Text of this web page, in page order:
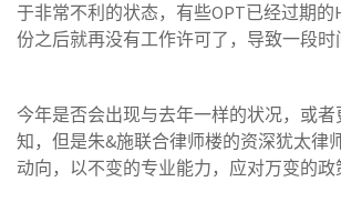
于非常不利的状态，有些OPT已经过期的
份之后就再没有工作许可了，导致一段时
今年是否会出现与去年一样的状况，或
知，但是朱&施联合律师楼的资深犹太律
动向，以不变的专业能力，应对万变的政